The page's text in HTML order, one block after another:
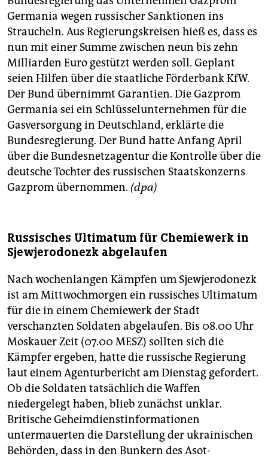
Germania wegen russischer Sanktionen ins
Straucheln. Aus Regierungskreisen hieß es, dass es
nun mit einer Summe zwischen neun bis zehn
Milliarden Euro gestützt werden soll. Geplant
seien Hilfen über die staatliche Förderbank KfW.
Der Bund übernimmt Garantien. Die Gazprom
Germania sei ein Schlüsselunternehmen für die
Gasversorgung in Deutschland, erklärte die
Bundesregierung. Der Bund hatte Anfang April
über die Bundesnetzagentur die Kontrolle über die
deutsche Tochter des russischen Staatskonzerns
Gazprom übernommen. (dpa)
Russisches Ultimatum für Chemiewerk in
Sjewjerodonezk abgelaufen
Nach wochenlangen Kämpfen um Sjewjerodonezk
ist am Mittwochmorgen ein russisches Ultimatum
für die in einem Chemiewerk der Stadt
verschanzten Soldaten abgelaufen. Bis 08.00 Uhr
Moskauer Zeit (07.00 MESZ) sollten sich die
Kämpfer ergeben, hatte die russische Regierung
laut einem Agenturbericht am Dienstag gefordert.
Ob die Soldaten tatsächlich die Waffen
niedergelegt haben, blieb zunächst unklar.
Britische Geheimdienstinformationen
untermauerten die Darstellung der ukrainischen
Behörden, dass in den Bunkern des Asot-